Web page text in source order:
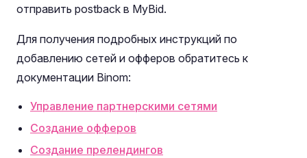
отправить postback в MyBid.
Для получения подробных инструкций по
добавлению сетей и офферов обратитесь к
документации Binom:
Управление партнерскими сетями
Создание офферов
Создание прелендингов